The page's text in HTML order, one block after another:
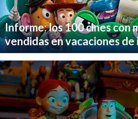
Informe: los 100 cines con
vendidas en vacaciones